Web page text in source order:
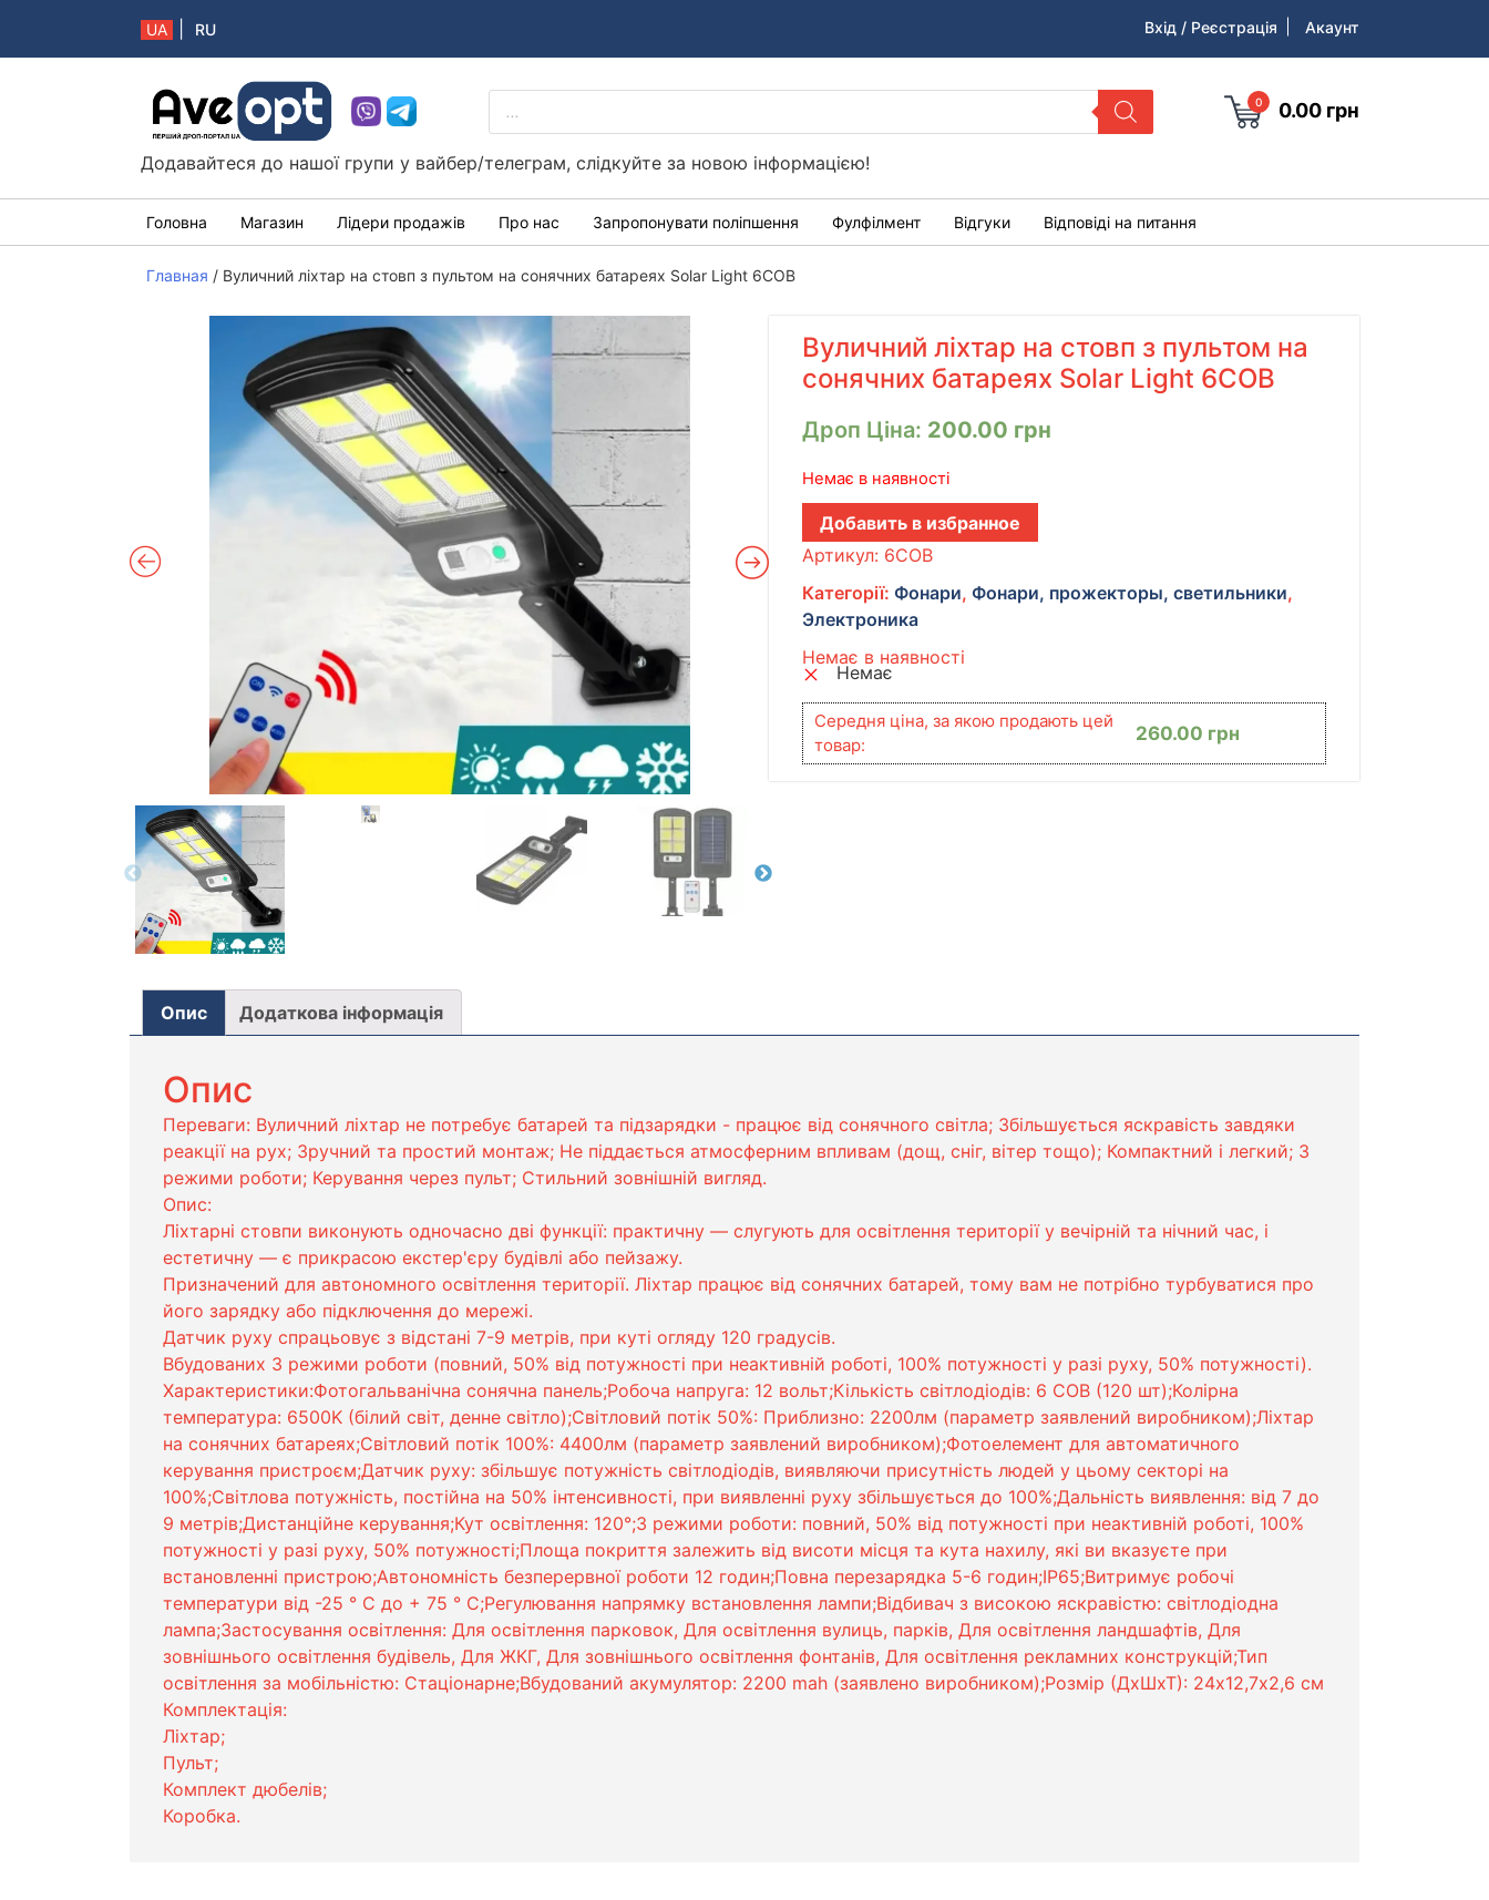
UA RU Вхід / Реєстрація Акаунт
Aveopt – оптова дропшипінг платформа в Україні
PRODUCTS
SEARCH
0 0.00 грн
Додавайтеся до нашої групи у вайбер/телеграм, слідкуйте за новою інформацією!
Головна Магазин Лідери продажів Про нас Запропонувати поліпшення Фулфілмент Відгуки Відповіді на питання
Главная / Вуличний ліхтар на стовп з пультом на сонячних батареях Solar Light 6COB
Вуличний ліхтар на стовп з пультом на
сонячних батареях Solar Light 6COB
Дроп Ціна: 200.00 грн
Немає в наявності
Добавить в избранное
Артикул: 6COB
Категорії:Фонари,Фонари, прожекторы, светильники,
Электроника
Немає в наявності
Немає
Середня ціна, за якою продають цей
товар:
260.00 грн
Опис Додаткова інформація
Опис
Переваги: Вуличний ліхтар не потребує батарей та підзарядки - працює від сонячного світла; Збільшується яскравість завдяки
реакції на рух; Зручний та простий монтаж; Не піддається атмосферним впливам (дощ, сніг, вітер тощо); Компактний і легкий; 3
режими роботи; Керування через пульт; Стильний зовнішній вигляд.
Опис:
Ліхтарні стовпи виконують одночасно дві функції: практичну — слугують для освітлення території у вечірній та нічний час, і
естетичну — є прикрасою екстер'єру будівлі або пейзажу.
Призначений для автономного освітлення території. Ліхтар працює від сонячних батарей, тому вам не потрібно турбуватися про
його зарядку або підключення до мережі.
Датчик руху спрацьовує з відстані 7-9 метрів, при куті огляду 120 градусів.
Вбудованих 3 режими роботи (повний, 50% від потужності при неактивній роботі, 100% потужності у разі руху, 50% потужності).
Характеристики:Фотогальванічна сонячна панель;Робоча напруга: 12 вольт;Кількість світлодіодів: 6 СOB (120 шт);Колірна
температура: 6500K (білий світ, денне світло);Світловий потік 50%: Приблизно: 2200лм (параметр заявлений виробником);Ліхтар
на сонячних батареях;Світловий потік 100%: 4400лм (параметр заявлений виробником);Фотоелемент для автоматичного
керування пристроєм;Датчик руху: збільшує потужність світлодіодів, виявляючи присутність людей у цьому секторі на
100%;Світлова потужність, постійна на 50% інтенсивності, при виявленні руху збільшується до 100%;Дальність виявлення: від 7 до
9 метрів;Дистанційне керування;Кут освітлення: 120°;3 режими роботи: повний, 50% від потужності при неактивній роботі, 100%
потужності у разі руху, 50% потужності;Площа покриття залежить від висоти місця та кута нахилу, які ви вказуєте при
встановленні пристрою;Автономність безперервної роботи 12 годин;Повна перезарядка 5-6 годин;IP65;Витримує робочі
температури від -25 ° C до + 75 ° C;Регулювання напрямку встановлення лампи;Відбивач з високою яскравістю: світлодіодна
лампа;Застосування освітлення: Для освітлення парковок, Для освітлення вулиць, парків, Для освітлення ландшафтів, Для
зовнішнього освітлення будівель, Для ЖКГ, Для зовнішнього освітлення фонтанів, Для освітлення рекламних конструкцій;Тип
освітлення за мобільністю: Стаціонарне;Вбудований акумулятор: 2200 mah (заявлено виробником);Розмір (ДхШхТ): 24х12,7х2,6 см
Комплектація:
Ліхтар;
Пульт;
Комплект дюбелів;
Коробка.